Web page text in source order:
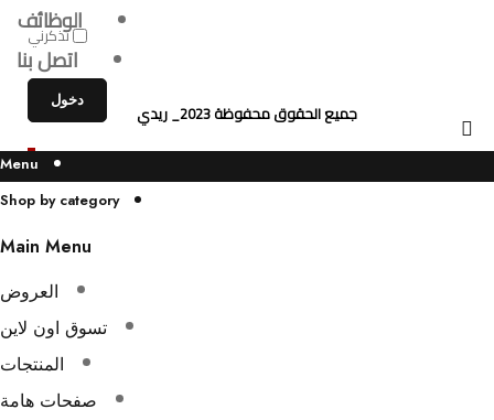
تذكرني
0
0
CONTINUE SHOPPING
الوظائف
اتصل بنا
جميع الحقوق محفوظة 2023_ ريدي
Menu
Shop by category
Main Menu
العروض
تسوق اون لاين
المنتجات
صفحات هامة